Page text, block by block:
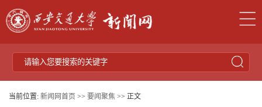
当前位置: 新闻网首页 >> 要闻聚焦 >> 正文